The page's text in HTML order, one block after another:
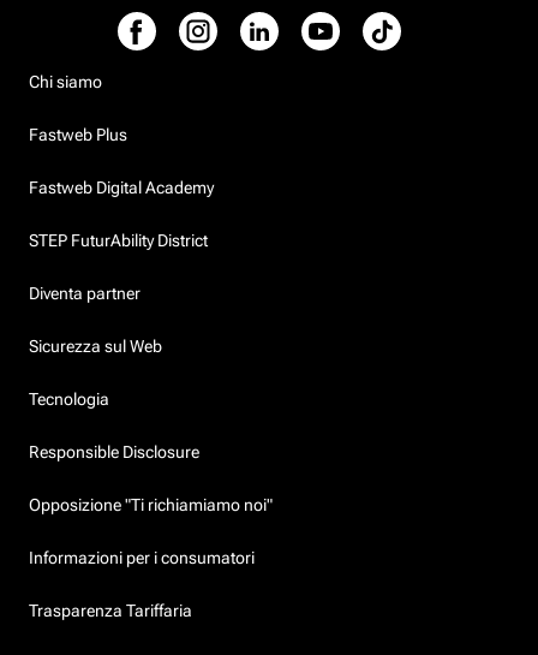
Chi siamo
Fastweb Plus
Fastweb Digital Academy
STEP FuturAbility District
Diventa partner
Sicurezza sul Web
Tecnologia
Responsible Disclosure
Opposizione "Ti richiamiamo noi"
Informazioni per i consumatori
Trasparenza Tariffaria